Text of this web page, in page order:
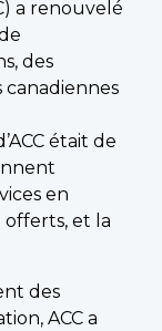
a renouvelé
des
canadiennes
était de
en
et la
des
ACC a